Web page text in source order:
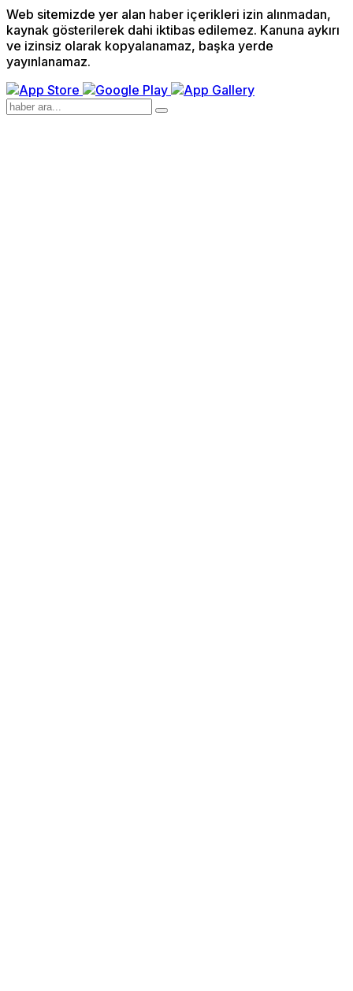
Web sitemizde yer alan haber içerikleri izin alınmadan,
kaynak gösterilerek dahi iktibas edilemez. Kanuna aykırı
ve izinsiz olarak kopyalanamaz, başka yerde
yayınlanamaz.